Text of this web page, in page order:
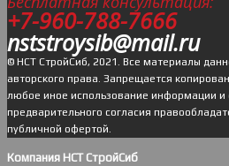
+7-960-788-7666
nststroysib@mail.ru
© НСТ СтройСиб, 2021. Все материалы
авторского права. Запрещается
любое иное использование информации и
предварительного согласия
публичной офертой.
Компания НСТ СтройСиб